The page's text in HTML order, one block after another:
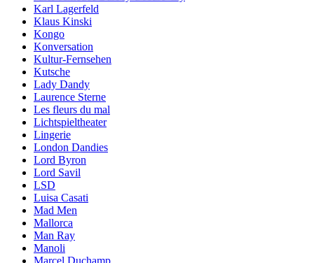
Karl Lagerfeld
Klaus Kinski
Kongo
Konversation
Kultur-Fernsehen
Kutsche
Lady Dandy
Laurence Sterne
Les fleurs du mal
Lichtspieltheater
Lingerie
London Dandies
Lord Byron
Lord Savil
LSD
Luisa Casati
Mad Men
Mallorca
Man Ray
Manoli
Marcel Duchamp